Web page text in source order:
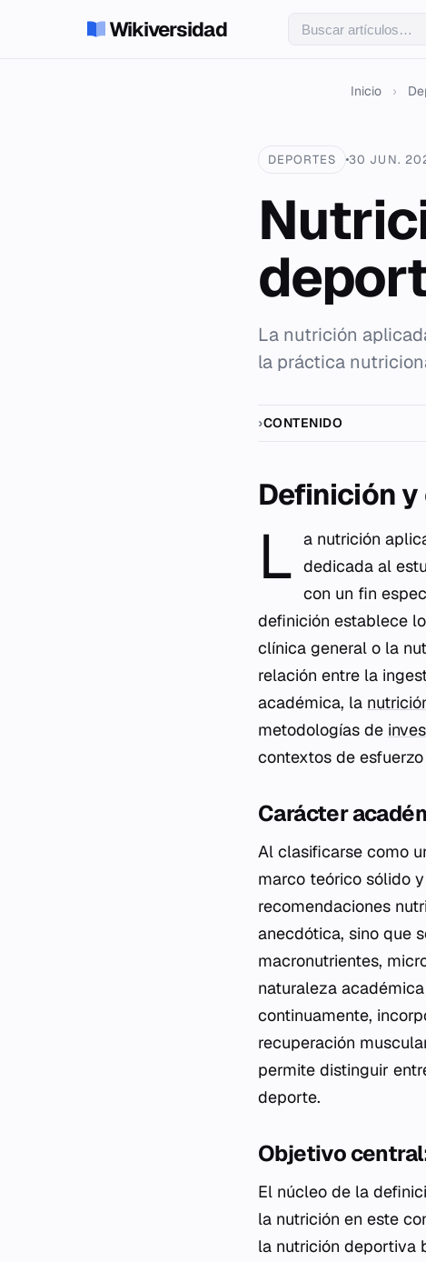
Wikiversidad
Inicio ›
DEPORTES 30 JUN.
La nutrición
la práctica
CONTENIDO
Definición
L a nutrición
dedicada al
con un fin
definición establece
clínica general o la
relación entre la
académica, la
metodologías de
contextos de
Carácter
Al clasificarse como
marco teórico sólido
recomendaciones
anecdótica, sino que
macronutrientes,
naturaleza
continuamente,
recuperación
permite distinguir
deporte.
Objetivo
El núcleo de la
la nutrición en este
la nutrición deportiva